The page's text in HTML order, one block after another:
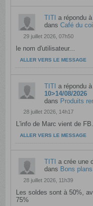
TITI a répondu à
dansCafé du
29 juillet 2026, 07h50
le nom d'utilisateur...
ALLER VERS LE MESSAGE
TITI a répondu à
10>14/08/2026
dans Produits
28 juillet 2026, 14h17
L'info de Marc vient de
ALLER VERS LE MESSAGE
TITI a crée une
dans Bons
28 juillet 2026, 11h39
Les soldes sont à 50%,
75%